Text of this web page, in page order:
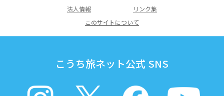
法人情報
リンク集
このサイトについて
こうち旅ネット公式 SNS